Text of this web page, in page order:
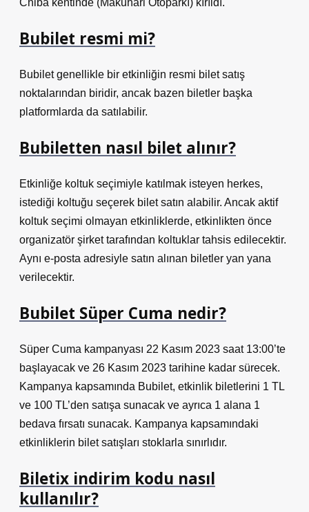
Chiba kentinde (Makuhari Otoparkı) kırıldı.
Bubilet resmi mi?
Bubilet genellikle bir etkinliğin resmi bilet satış
noktalarından biridir, ancak bazen biletler başka
platformlarda da satılabilir.
Bubiletten nasıl bilet alınır?
Etkinliğe koltuk seçimiyle katılmak isteyen herkes,
istediği koltuğu seçerek bilet satın alabilir. Ancak aktif
koltuk seçimi olmayan etkinliklerde, etkinlikten önce
organizatör şirket tarafından koltuklar tahsis edilecektir.
Aynı e-posta adresiyle satın alınan biletler yan yana
verilecektir.
Bubilet Süper Cuma nedir?
Süper Cuma kampanyası 22 Kasım 2023 saat 13:00’te
başlayacak ve 26 Kasım 2023 tarihine kadar sürecek.
Kampanya kapsamında Bubilet, etkinlik biletlerini 1 TL
ve 100 TL’den satışa sunacak ve ayrıca 1 alana 1
bedava fırsatı sunacak. Kampanya kapsamındaki
etkinliklerin bilet satışları stoklarla sınırlıdır.
Biletix indirim kodu nasıl
kullanılır?